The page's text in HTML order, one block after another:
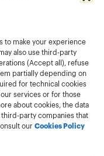
to make your experience
also use third-party
(Accept all), refuse
partially depending on
for technical cookies
services or for those
about cookies, the data
party companies that
our Cookies Policy
of use
module